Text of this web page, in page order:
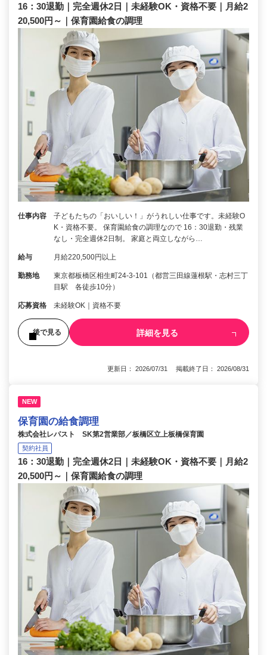
16：30退勤｜完全週休2日｜未経験OK・資格不要｜月給2
20,500円～｜保育園給食の調理
仕事内容
子どもたちの「おいしい！」がうれしい仕事です。未経験O
K・資格不要。 保育園給食の調理なので 16：30退勤・残業
なし・完全週休2日制。 家庭と両立しながら…
給与 月給220,500円以上
勤務地
東京都板橋区相生町24-3-101（都営三田線蓮根駅・志村三丁
目駅 各徒歩10分）
応募資格 未経験OK｜資格不要
後で見る 詳細を見る
更新日： 2026/07/31 掲載終了日： 2026/08/31
NEW
保育園の給食調理
株式会社レパスト SK第2営業部／板橋区立上板橋保育園
契約社員
16：30退勤｜完全週休2日｜未経験OK・資格不要｜月給2
20,500円～｜保育園給食の調理